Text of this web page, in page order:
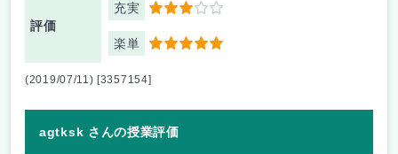
評価
充実 3
楽単 5
(2019/07/11) [3357154]
agtksk さんの授業評価